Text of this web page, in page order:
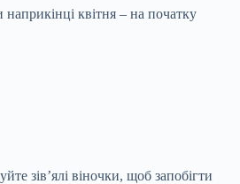
квітня – на початку
зів’ялі віночки, щоб запобігти